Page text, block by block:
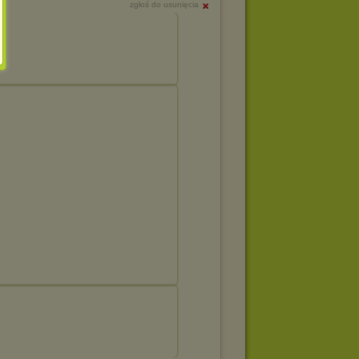
zgłoś do usunięcia